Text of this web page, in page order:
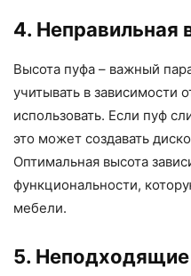
4. Неправильная
Высота пуфа – важный
учитывать в зависимости
использовать. Если пуф
это может создавать
Оптимальная высота
функциональности,
мебели.
5.